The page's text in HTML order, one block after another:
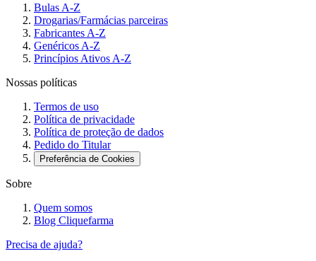
Bulas A-Z
Drogarias/Farmácias parceiras
Fabricantes A-Z
Genéricos A-Z
Princípios Ativos A-Z
Nossas políticas
Termos de uso
Política de privacidade
Política de proteção de dados
Pedido do Titular
Preferência de Cookies
Sobre
Quem somos
Blog Cliquefarma
Precisa de ajuda?